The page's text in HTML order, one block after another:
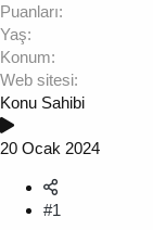
Puanları
Yaş
Konum
Web sitesi
Konu Sahibi
20 Ocak 2024
#1